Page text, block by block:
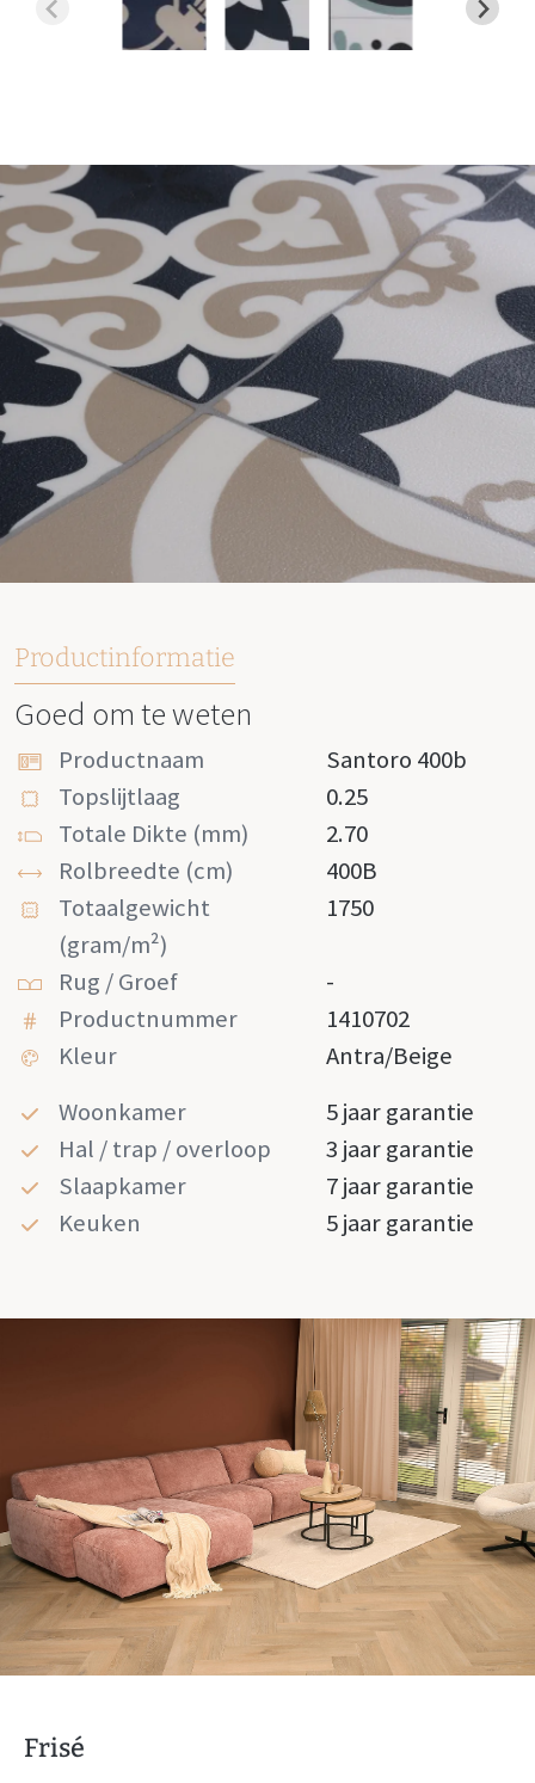
Productinformatie
Goed om te weten
Productnaam
Santoro 400b
Topslijtlaag
0.25
Totale Dikte (mm)
2.70
Rolbreedte (cm)
400B
Totaalgewicht
(gram/m²)
1750
Rug / Groef
-
Productnummer
1410702
Kleur
Antra/beige
Woonkamer
5 jaar garantie
Hal / trap / overloop
3 jaar garantie
Slaapkamer
7 jaar garantie
Keuken
5 jaar garantie
Frisé